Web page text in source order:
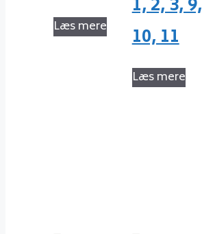
Læs mere
10, 11
Læs mere